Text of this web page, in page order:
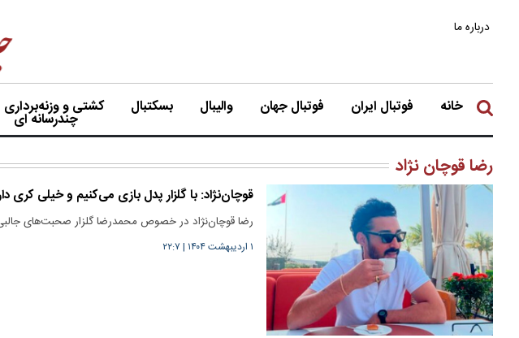
درباره ما
خانه فوتبال ایران فوتبال جهان والیبال بسکتبال کشتی و وزنه‌برداری
چندرسانه ای
رضا قوچان نژاد
قوچان‌نژاد: با گلزار پدل بازی می‌کنیم و خیلی کری
رضا قوچان‌نژاد در خصوص محمدرضا گلزار صحبت‌های جالبی
۱ اردیبهشت ۱۴۰۴ | ۲۲:۷